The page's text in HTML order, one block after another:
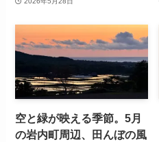
空と緑が映える季節。5月
の岩内町周辺、田んぼの風